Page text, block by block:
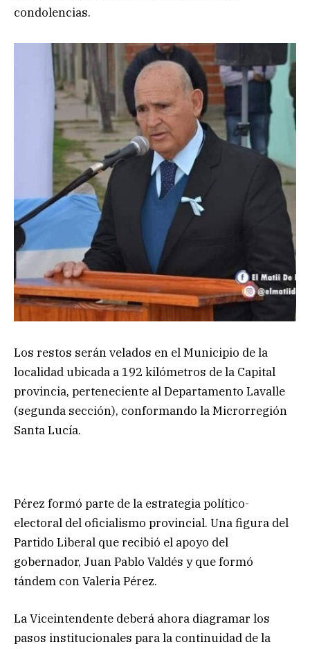
condolencias.
Los restos serán velados en el Municipio de la
localidad ubicada a 192 kilómetros de la Capital
provincia, perteneciente al Departamento Lavalle
(segunda sección), conformando la Microrregión
Santa Lucía.
Pérez formó parte de la estrategia político-
electoral del oficialismo provincial. Una figura del
Partido Liberal que recibió el apoyo del
gobernador, Juan Pablo Valdés y que formó
tándem con Valeria Pérez.
La Viceintendente deberá ahora diagramar los
pasos institucionales para la continuidad de la